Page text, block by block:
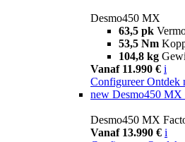
Desmo450 MX
63,5 pk
53,5 Nm
104,8 kg
Vanaf 11.990 € i
Configureer Ontdek
new Desmo450 MX
Desmo450 MX
Vanaf 13.990 € i